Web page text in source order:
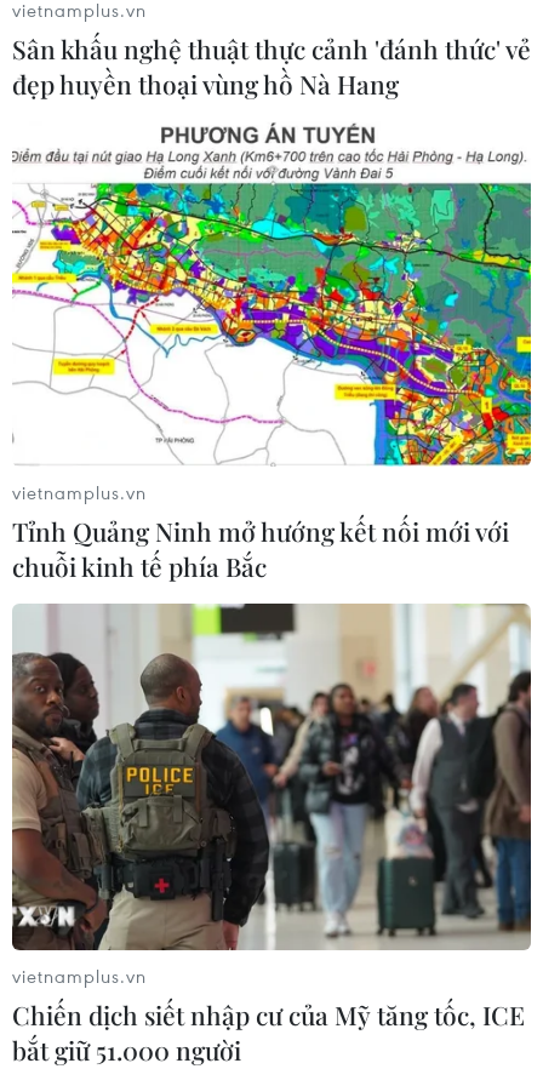
Điểm chuẩn Đại học Kinh tế quốc
dân cao nhất lên đến trên 9,6 điểm
09/08/2026 06:40
Các trường đại học bắt đầu công bố
điểm chuẩn xét tuyển năm 2026
09/08/2026 06:25
Xem thêm
CƠ QUAN CHỦ QUẢN: THÔNG TẤN XÃ VIỆT NAM
Tổng Biên tập: TRẦN TIẾN DUẨN
Phó Tổng Biên tập: NGUYỄN THỊ TÁM, KHÚC THANH
THỦY
Sở hữu trí tuệ
Quy định sử dụng
RSS
Hỗ trợ
Ngôn ngữ
TTXVN
Dịch vụ tin
Quảng cáo
Liên hệ
vietnamplus.vn
Sân khấu nghệ thuật thực cảnh 'đánh thức' vẻ
đẹp huyền thoại vùng hồ Nà Hang
vietnamplus.vn
Tỉnh Quảng Ninh mở hướng kết nối mới với
chuỗi kinh tế phía Bắc
vietnamplus.vn
Chiến dịch siết nhập cư của Mỹ tăng tốc, ICE
bắt giữ 51.000 người